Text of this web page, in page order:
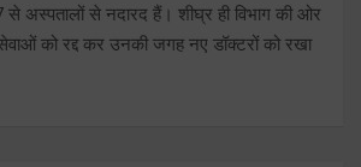
अस्पतालों से नदारद हैं। शीघ्र ही विभाग की ओर
को रद्द कर उनकी जगह नए डॉक्टरों को रखा